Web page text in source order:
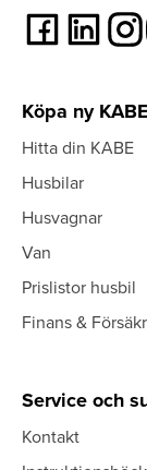
Köpa ny KABE
Hitta din KABE
Husbilar
Husvagnar
Van
Prislistor husbil
Finans &
Service och
Kontakt